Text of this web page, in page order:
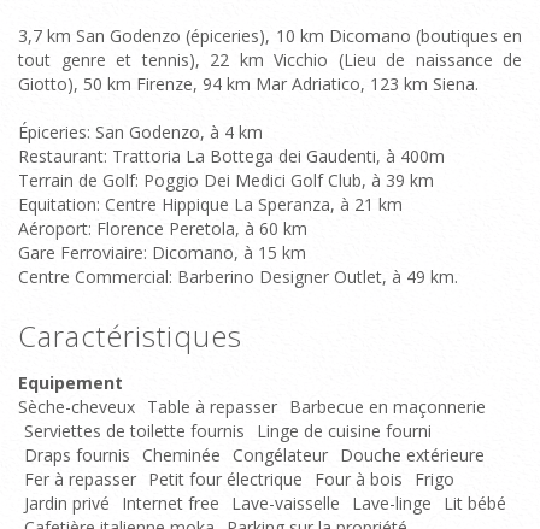
3,7 km San Godenzo (épiceries), 10 km Dicomano (boutiques en
tout genre et tennis), 22 km Vicchio (Lieu de naissance de
Giotto), 50 km Firenze, 94 km Mar Adriatico, 123 km Siena.
Épiceries: San Godenzo, à 4 km
Restaurant: Trattoria La Bottega dei Gaudenti, à 400m
Terrain de Golf: Poggio Dei Medici Golf Club, à 39 km
Equitation: Centre Hippique La Speranza, à 21 km
Aéroport: Florence Peretola, à 60 km
Gare Ferroviaire: Dicomano, à 15 km
Centre Commercial: Barberino Designer Outlet, à 49 km.
Caractéristiques
Equipement
Sèche-cheveux Table à repasser Barbecue en maçonnerie
Serviettes de toilette fournis
Linge de cuisine fourni
Draps fournis Cheminée Congélateur Douche extérieure
Fer à repasser Petit four électrique Four à bois
Frigo
Jardin privé
Internet free Lave-vaisselle Lave-linge
Lit bébé